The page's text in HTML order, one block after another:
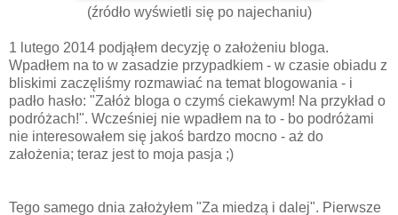
(źródło wyświetli się po najechaniu)
1 lutego 2014 podjąłem decyzję o założeniu bloga.
Wpadłem na to w zasadzie przypadkiem - w czasie obiadu z
bliskimi zaczęliśmy rozmawiać na temat blogowania - i
padło hasło: "Załóż bloga o czymś ciekawym! Na przykład o
podróżach!". Wcześniej nie wpadłem na to - bo podróżami
nie interesowałem się jakoś bardzo mocno - aż do
założenia; teraz jest to moja pasja ;)
Tego samego dnia założyłem "Za miedzą i dalej". Pierwsze